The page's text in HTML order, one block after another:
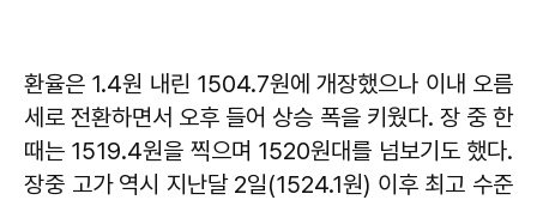
환율은 1.4원 내린 1504.7원에 개장했으나 이내 오름
세로 전환하면서 오후 들어 상승 폭을 키웠다. 장 중 한
때는 1519.4원을 찍으며 1520원대를 넘보기도 했다.
장중 고가 역시 지난달 2일(1524.1원) 이후 최고 수준